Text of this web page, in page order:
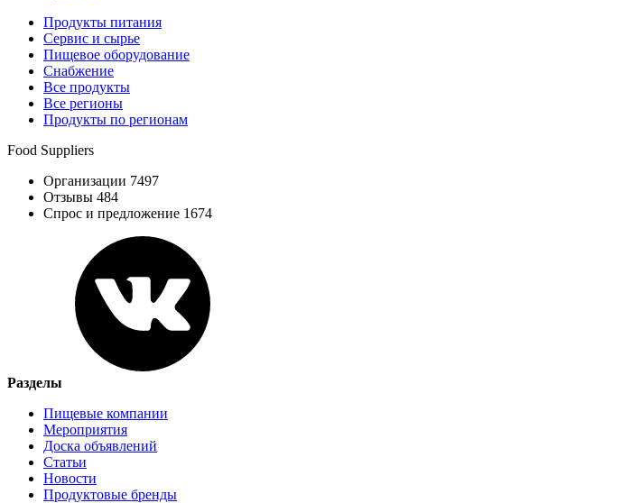
Продукты питания
Сервис и сырье
Пищевое оборудование
Снабжение
Все продукты
Все регионы
Продукты по регионам
Food Suppliers
Организации 7497
Отзывы 484
Спрос и предложение 1674
Разделы
Пищевые компании
Мероприятия
Доска объявлений
Статьи
Новости
Продуктовые бренды